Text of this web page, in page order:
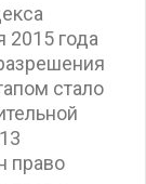
2015 года
стало
право